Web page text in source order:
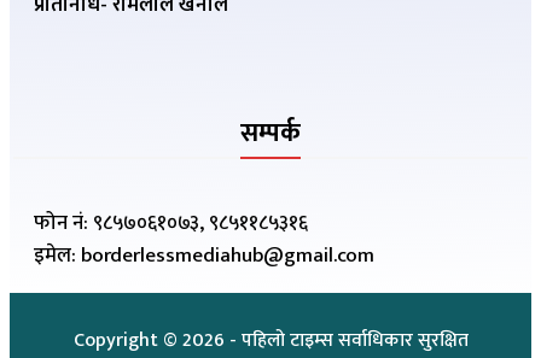
सम्पर्क
फोन नं: ९८५७०६१०७३, ९८५११८५३१६
इमेल: borderlessmediahub@gmail.com
Copyright ©2026 - पहिलो टाइम्स सर्वाधिकार सुरक्षित